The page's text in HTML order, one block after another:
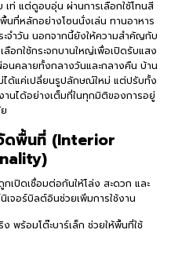
เท่ แต่ดูอบอุ่น ผ่านการเลือกใช้โทนสี
นที่หลักอย่างโซนนั่งเล่น ทานอาหาร
ะจำวัน นอกจากนี้ยังให้ความสำคัญกับ
อกใช้กระจกบานใหญ่เพื่อเปิดรับแสง
นคลายทั้งกลางวันและกลางคืน บ้าน
ได้แค่เปลี่ยนรูปลักษณ์ใหม่ แต่ปรับทั้ง
นได้อย่างเต็มที่ในทุกมิติของการอยู่
ดพื้นที่ (Interior
เปิดเชื่อมต่อกันให้โล่ง สะดวก และ
จอร์บิลต์อินช่วยเพิ่มการใช้งาน
พร้อมโต๊ะบาร์เล็ก ช่วยให้พื้นที่ใช้